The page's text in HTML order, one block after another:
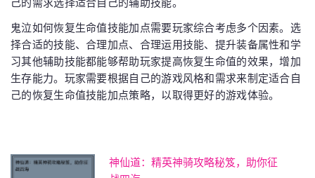
鬼泣如何恢复生命值技能加点需要玩家综合考虑多个因素。选
择合适的技能、合理加点、合理运用技能、提升装备属性和学
习其他辅助技能都能够帮助玩家提高恢复生命值的效果，增加
生存能力。玩家需要根据自己的游戏风格和需求来制定适合自
己的恢复生命值技能加点策略，以取得更好的游戏体验。
神仙道：精英神骑攻略秘笈，助你征